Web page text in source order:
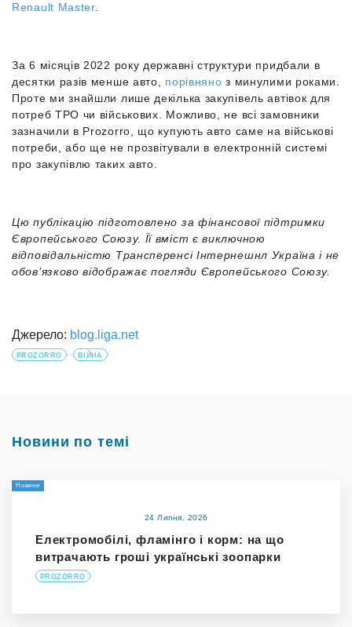
Renault Master.
За 6 місяців 2022 року державні структури придбали в
десятки разів менше авто, порівняно з минулими роками.
Проте ми знайшли лише декілька закупівель автівок для
потреб ТРО чи військових. Можливо, не всі замовники
зазначили в Prozorro, що купують авто саме на військові
потреби, або ще не прозвітували в електронній системі
про закупівлю таких авто.
Цю публікацію підготовлено за фінансової підтримки
Європейського Союзу. Її вміст є виключною
відповідальністю Трансперенсі Інтернешнл Україна і не
обов’язково відображає погляди Європейського Союзу.
Джерело: blog.liga.net
PROZORRO ВІЙНА
Новини по темі
Новини
24 Липня, 2026
Електромобілі, фламінго і корм: на що
витрачають гроші українські зоопарки
PROZORRO